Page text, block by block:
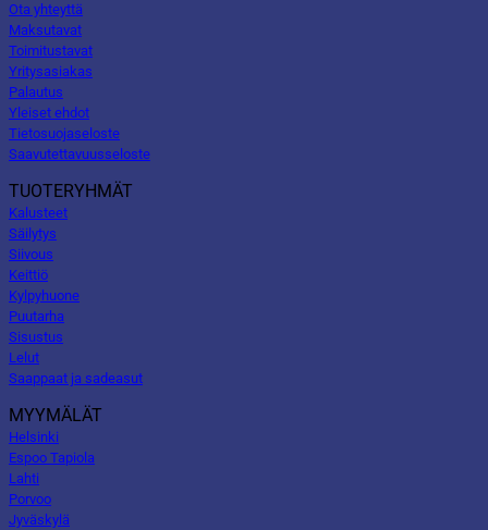
Ota yhteyttä
Maksutavat
Toimitustavat
Yritysasiakas
Palautus
Yleiset ehdot
Tietosuojaseloste
Saavutettavuusseloste
TUOTERYHMÄT
Kalusteet
Säilytys
Siivous
Keittiö
Kylpyhuone
Puutarha
Sisustus
Lelut
Saappaat ja sadeasut
MYYMÄLÄT
Helsinki
Espoo Tapiola
Lahti
Porvoo
Jyväskylä